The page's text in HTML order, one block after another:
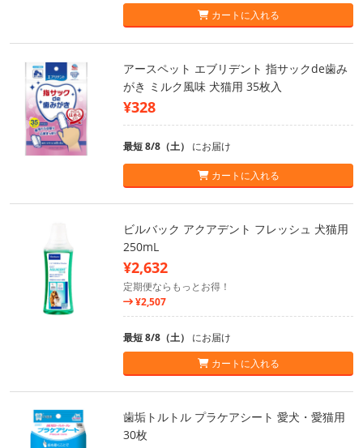
カートに入れる
アースペット エブリデント 指サックde歯み
がき ミルク風味 犬猫用 35枚入
¥328
最短 8/8（土） にお届け
カートに入れる
ビルバック アクアデント フレッシュ 犬猫用
250mL
¥2,632
定期便ならもっとお得！
¥2,507
最短 8/8（土） にお届け
カートに入れる
歯垢トルトル プラケアシート 愛犬・愛猫用
30枚